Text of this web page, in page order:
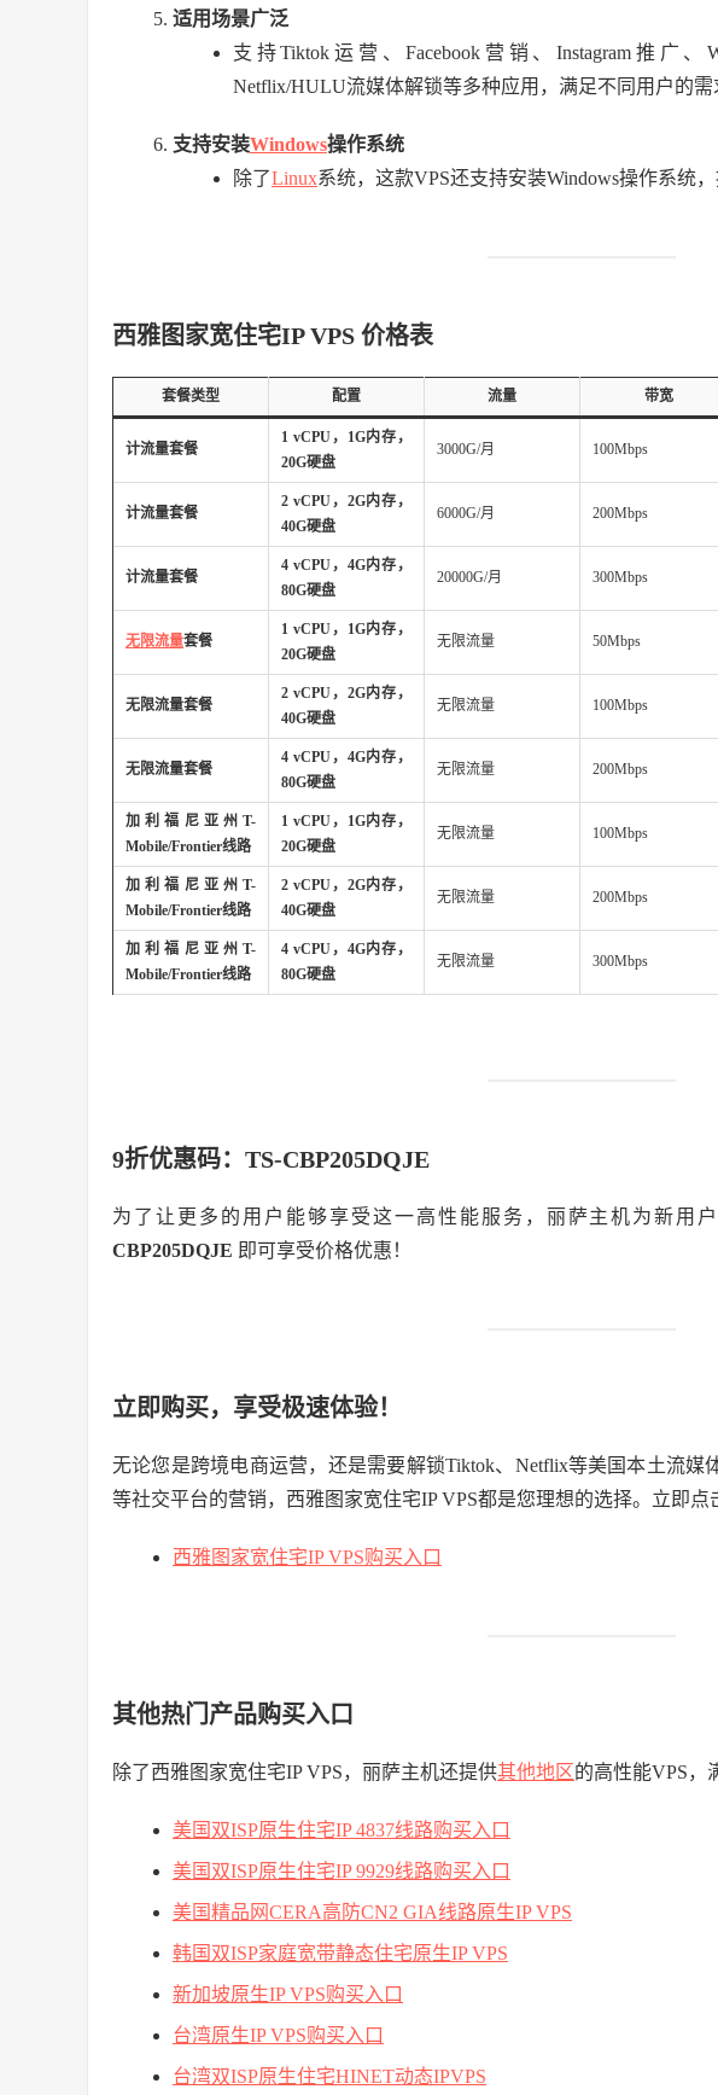
适用场景广泛
支持Tiktok运营、Facebook营销、Instagram推广、
Netflix/HULU流媒体解锁等多种应用，满足不同用户的需
支持安装Windows操作系统
除了Linux系统，这款VPS还支持安装Windows操作系统
西雅图家宽住宅IP VPS 价格表
套餐类型 配置 流量 带宽
计流量套餐
1 vCPU，1G内存，
20G硬盘
3000G/月 100Mbps
计流量套餐
2 vCPU，2G内存，
40G硬盘
6000G/月 200Mbps
计流量套餐
4 vCPU，4G内存，
80G硬盘
20000G/月 300Mbps
无限流量套餐
1 vCPU，1G内存，
20G硬盘
无限流量 50Mbps
无限流量套餐
2 vCPU，2G内存，
40G硬盘
无限流量 100Mbps
无限流量套餐
4 vCPU，4G内存，
80G硬盘
无限流量 200Mbps
加利福尼亚州T-
Mobile/Frontier线路
1 vCPU，1G内存，
20G硬盘
无限流量 100Mbps
加利福尼亚州T-
Mobile/Frontier线路
2 vCPU，2G内存，
40G硬盘
无限流量 200Mbps
加利福尼亚州T-
Mobile/Frontier线路
4 vCPU，4G内存，
80G硬盘
无限流量 300Mbps
9折优惠码： TS-CBP205DQJE
为了让更多的用户能够享受这一高性能服务，丽萨主机为新用
CBP205DQJE 即可享受价格优惠！
立即购买，享受极速体验！
无论您是跨境电商运营，还是需要解锁Tiktok、Netflix等美国本土流媒
等社交平台的营销，西雅图家宽住宅IP VPS都是您理想的选择。立即点
西雅图家宽住宅IP VPS购买入口
其他热门产品购买入口
除了西雅图家宽住宅IP VPS，丽萨主机还提供其他地区 的高性能VPS，
美国双ISP原生住宅IP 4837线路购买入口
美国双ISP原生住宅IP 9929线路购买入口
美国精品网CERA高防CN2 GIA线路原生IP VPS
韩国双ISP家庭宽带静态住宅原生IP VPS
新加坡原生IP VPS购买入口
台湾原生IP VPS购买入口
台湾双ISP原生住宅HINET动态IPVPS